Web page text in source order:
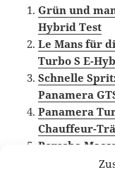
Grün und
Hybrid Test
Le Mans für
Turbo S E-
Schnelle
Panamera
Panamera
Chauffeur-
Porsche
wenig